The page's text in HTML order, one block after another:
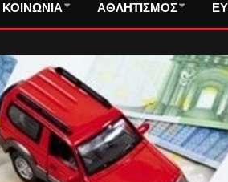
ΚΟΙΝΩΝΙΑ ΑΘΛΗΤΙΣΜΟΣ